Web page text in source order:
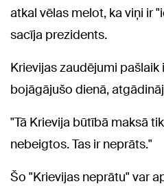
atkal vēlas melot, ka viņi ir
sacīja prezidents.
Krievijas zaudējumi pašlaik
bojāgājušo dienā,
"Tā Krievija būtībā maksā
nebeigtos. Tas ir neprāts."
Šo "Krievijas neprātu" var